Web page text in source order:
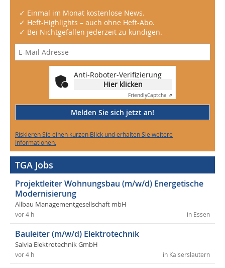
✓ Einmal im Monat kostenlose News.
✓ Heft-Highlights – auch ohne Heft-Abo.
✓ Bei Nichtgefallen jederzeit zu kündigen.
Anti-Roboter-Verifizierung
Hier klicken
FriendlyCaptcha ⇗
Melden Sie sich jetzt an!
Riskieren Sie einen kurzen Blick und erhalten Sie weitere
Informationen.
TGA Jobs
Projektleiter Wohnungsbau (m/w/d) Energetische
Modernisierung
Allbau Managementgesellschaft mbH
in Essen
vor 4 h
Bauleiter (m/w/d) Elektrotechnik
Salvia Elektrotechnik GmbH
in Kaiserslautern
vor 4 h